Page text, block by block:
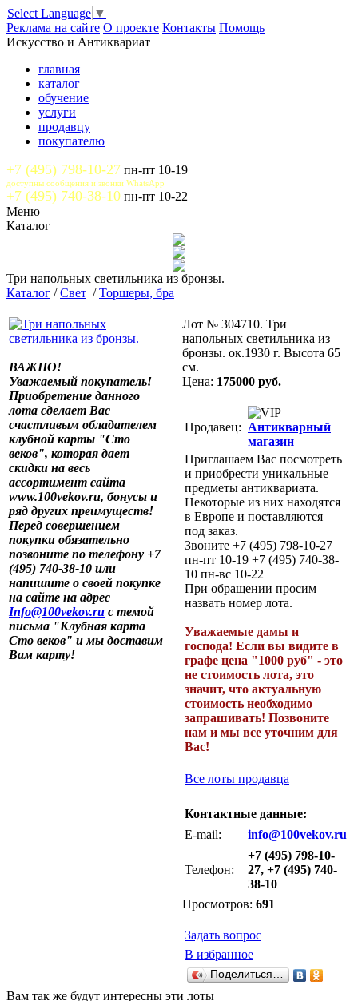
Select Language ▼
Реклама на сайте О проекте Контакты Помощь
Искусство и Антиквариат
главная
каталог
обучение
услуги
продавцу
покупателю
+7 (495) 798-10-27 пн-пт 10-19
доступны сообщения и звонки WhatsApp
+7 (495) 740-38-10 пн-пт 10-22
Меню
Каталог
Три напольных светильника из бронзы.
Каталог /Свет /Торшеры, бра
ВАЖНО!
Уважаемый покупатель!
Приобретение данного
лота сделает Вас
счастливым обладателем
клубной карты "Сто
веков", которая дает
скидки на весь
ассортимент сайта
www.100vekov.ru, бонусы и
ряд других преимуществ!
Перед совершением
покупки обязательно
позвоните по телефону +7
(495) 740-38-10 или
напишите о своей покупке
на сайте на адрес
Info@100vekov.ru с темой
письма "Клубная карта
Сто веков" и мы доставим
Вам карту!
Лот № 304710. Три
напольных светильника из
бронзы. ок.1930 г. Высота 65
см.
Цена: 175000 руб.
Продавец: Антикварный
магазин
Приглашаем Вас посмотреть
и приобрести уникальные
предметы антиквариата.
Некоторые из них находятся
в Европе и поставляются
под заказ.
Звоните +7 (495) 798-10-27
пн-пт 10-19 +7 (495) 740-38-
10 пн-вс 10-22
При обращении просим
назвать номер лота.
Уважаемые дамы и
господа! Если вы видите в
графе цена "1000 руб" - это
не стоимость лота, это
значит, что актуальную
стоимость необходимо
запрашивать! Позвоните
нам и мы все уточним для
Вас!
Все лоты продавца
Контактные данные:
E-mail:
info@100vekov.ru
Телефон:
+7 (495) 798-10-
27, +7 (495) 740-
38-10
Просмотров: 691
Задать вопрос
В избранное
Поделиться…
Вам так же будут интересны эти лоты